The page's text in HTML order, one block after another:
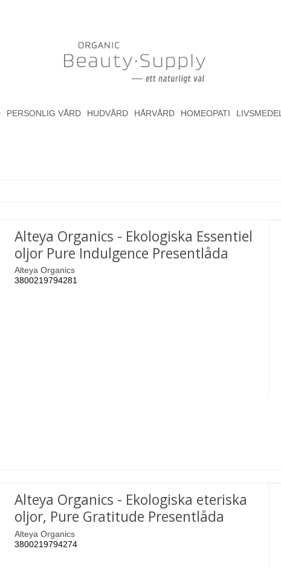
PERSONLIG VÅRD HUDVÅRD HÅRVÅRD HOMEOPATI LIVSMEDEL
Alteya Organics - Ekologiska Essentiel
oljor Pure Indulgence Presentlåda
Alteya Organics
3800219794281
Alteya Organics - Ekologiska eteriska
oljor, Pure Gratitude Presentlåda
Alteya Organics
3800219794274